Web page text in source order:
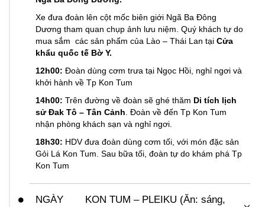
Xe đưa đoàn lên cột mốc biên giới Ngã Ba Đông
Dương tham quan chụp ảnh lưu niệm. Quý khách tự do
mua sắm các sản phẩm của Lào – Thái Lan tại Cửa
khẩu quốc tế Bờ Y.
12h00: Đoàn dùng cơm trưa tại Ngọc Hồi, nghỉ ngơi và
khởi hành về Tp Kon Tum
14h00: Trên đường về đoàn sẽ ghé thăm Di tích lịch
sử Đak Tô – Tân Cảnh . Đoàn về đến Tp Kon Tum
nhận phòng khách sạn và nghỉ ngơi.
18h30: HDV đưa đoàn dùng cơm tối, với món đặc sản
Gỏi Lá Kon Tum. Sau bữa tối, đoàn tự do khám phá Tp
Kon Tum
NGÀY
KON TUM – PLEIKU (Ăn: sáng,